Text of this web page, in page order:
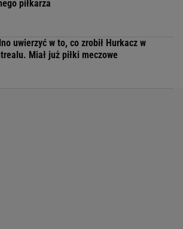
piłkarza
uwierzyć w to, co zrobił Hurkacz w
Miał już piłki meczowe